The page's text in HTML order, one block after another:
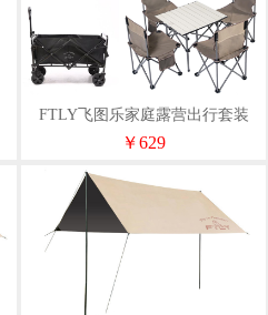
FTLY飞图乐家庭露营出行套装
（天幕+桌椅五件套+露营车）
￥629